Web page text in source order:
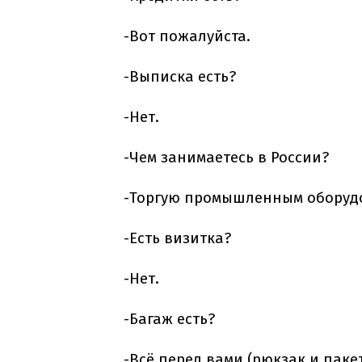
-Вот пожалуйста.
-Выписка есть?
-Нет.
-Чем занимаетесь в России?
-Торгую промышленным
-Есть визитка?
-Нет.
-Багаж есть?